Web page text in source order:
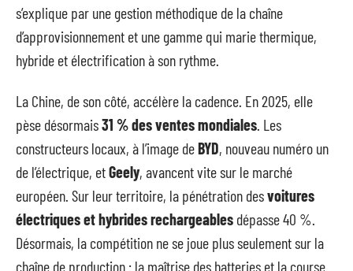
s’explique par une gestion méthodique de la chaîne
d’approvisionnement et une gamme qui marie thermique,
hybride et électrification à son rythme.
La Chine, de son côté, accélère la cadence. En 2025, elle
pèse désormais31 % des ventes mondiales. Les
constructeurs locaux, à l’image deBYD, nouveau numéro un
de l’électrique, etGeely, avancent vite sur le marché
européen. Sur leur territoire, la pénétration desvoitures
électriques et hybrides rechargeables dépasse 40 %.
Désormais, la compétition ne se joue plus seulement sur la
chaîne de production : la maîtrise des batteries et la course